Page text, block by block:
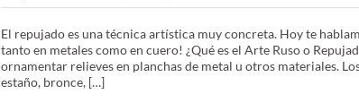
El repujado es una técnica artística muy concreta. Hoy te
tanto en metales como en cuero! ¿Qué es el Arte Ruso o
ornamentar relieves en planchas de metal u otros materiales.
estaño, bronce, […]